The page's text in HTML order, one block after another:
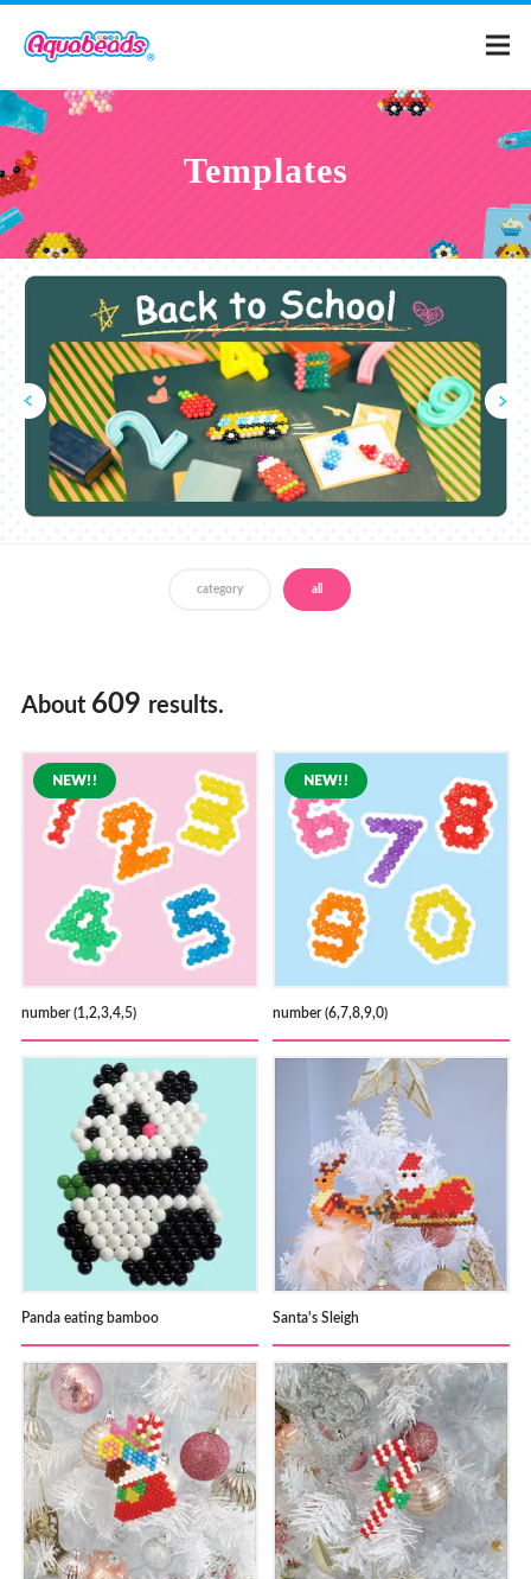
What is Aquabeads?
Video
For Parents
Templates
category all
About 609 results.
number (1,2,3,4,5) number (6,7,8,9,0)
Panda eating bamboo Santa's Sleigh